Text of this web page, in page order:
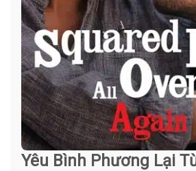
Yêu Bình Phương Lại